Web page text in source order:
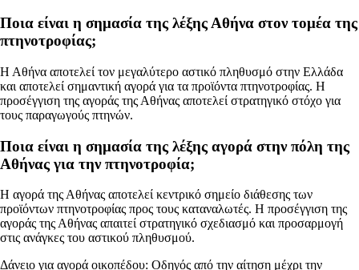
Ποια είναι η σημασία της λέξης Αθήνα στον τομέα της
πτηνοτροφίας;
Η Αθήνα αποτελεί τον μεγαλύτερο αστικό πληθυσμό στην Ελλάδα
και αποτελεί σημαντική αγορά για τα προϊόντα πτηνοτροφίας. Η
προσέγγιση της αγοράς της Αθήνας αποτελεί στρατηγικό στόχο για
τους παραγωγούς πτηνών.
Ποια είναι η σημασία της λέξης αγορά στην πόλη της
Αθήνας για την πτηνοτροφία;
Η αγορά της Αθήνας αποτελεί κεντρικό σημείο διάθεσης των
προϊόντων πτηνοτροφίας προς τους καταναλωτές. Η προσέγγιση της
αγοράς της Αθήνας απαιτεί στρατηγικό σχεδιασμό και προσαρμογή
στις ανάγκες του αστικού πληθυσμού.
Δάνειο για αγορά οικοπέδου: Οδηγός από την αίτηση μέχρι την